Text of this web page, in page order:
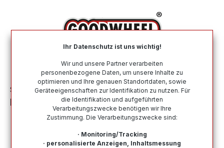
Sommerreifen Nach Größe 175 65 R14
LASSA GREENWAYS 175/65R14 82H BSW
Ihr Datenschutz ist uns wichtig!
Wir und unsere Partner verarbeiten
personenbezogene Daten, um unsere Inhalte zu
optimieren und Ihre genauen Standortdaten, sowie
Geräteeigenschaften zur Identifikation zu nutzen. Für
die Identifikation und aufgeführten
Verarbeitungszwecke benötigen wir Ihre
Zustimmung. Die Verarbeitungszwecke sind:
· Monitoring/Tracking
· personalisierte Anzeigen, Inhaltsmessung